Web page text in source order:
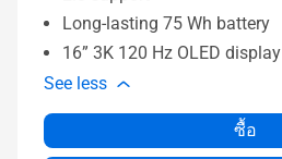
Long-lasting 75 Wh battery
16” 3K 120 Hz OLED display
See less
ซื้อ